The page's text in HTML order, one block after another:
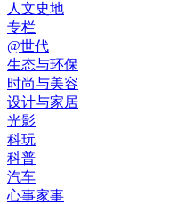
人文史地
专栏
@世代
生态与环保
时尚与美容
设计与家居
光影
科玩
科普
汽车
心事家事